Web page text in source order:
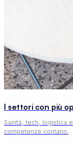
I settori con più
Sanità, tech, logistica
competenze contano.